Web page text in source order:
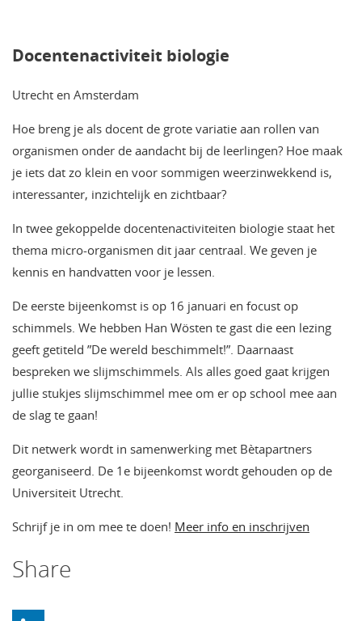
Docentenactiviteit biologie
Utrecht en Amsterdam
Hoe breng je als docent de grote variatie aan rollen van
organismen onder de aandacht bij de leerlingen? Hoe maak
je iets dat zo klein en voor sommigen weerzinwekkend is,
interessanter, inzichtelijk en zichtbaar?
In twee gekoppelde docentenactiviteiten biologie staat het
thema micro-organismen dit jaar centraal. We geven je
kennis en handvatten voor je lessen.
De eerste bijeenkomst is op 16 januari en focust op
schimmels. We hebben Han Wösten te gast die een lezing
geeft getiteld ”De wereld beschimmelt!”. Daarnaast
bespreken we slijmschimmels. Als alles goed gaat krijgen
jullie stukjes slijmschimmel mee om er op school mee aan
de slag te gaan!
Dit netwerk wordt in samenwerking met Bètapartners
georganiseerd. De 1e bijeenkomst wordt gehouden op de
Universiteit Utrecht.
Schrijf je in om mee te doen! Meer info en inschrijven
Share